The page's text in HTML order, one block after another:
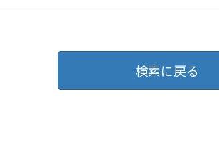
検索に戻る